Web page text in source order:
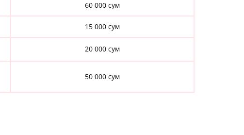
60 000 сум
15 000 сум
20 000 сум
50 000​ сум